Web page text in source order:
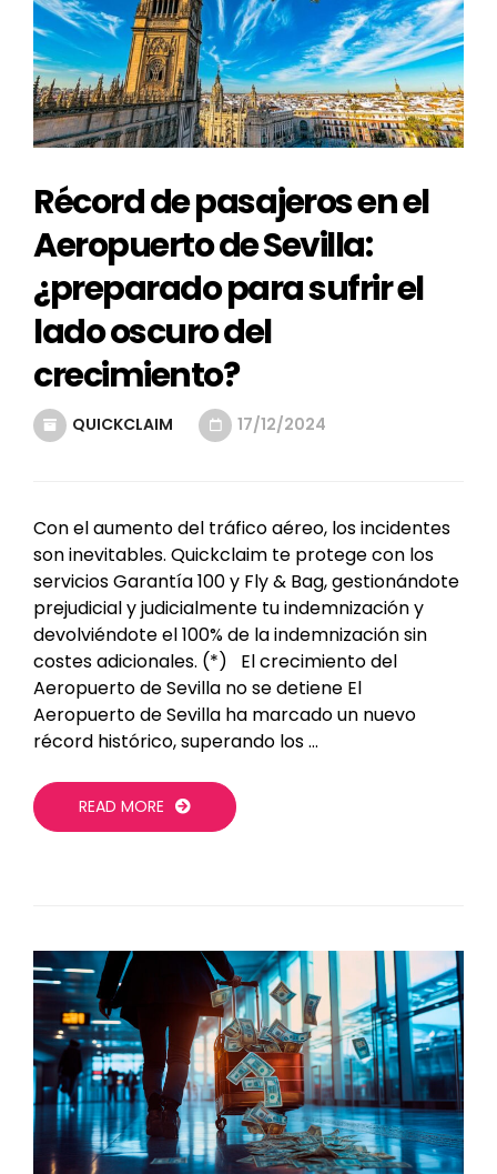
Récord de pasajeros en el
Aeropuerto de Sevilla:
¿preparado para sufrir el
lado oscuro del
crecimiento?
QUICKCLAIM 17/12/2024
Con el aumento del tráfico aéreo, los incidentes
son inevitables. Quickclaim te protege con los
servicios Garantía 100 y Fly & Bag, gestionándote
prejudicial y judicialmente tu indemnización y
devolviéndote el 100% de la indemnización sin
costes adicionales. (*) El crecimiento del
Aeropuerto de Sevilla no se detiene El
Aeropuerto de Sevilla ha marcado un nuevo
récord histórico, superando los …
READ MORE